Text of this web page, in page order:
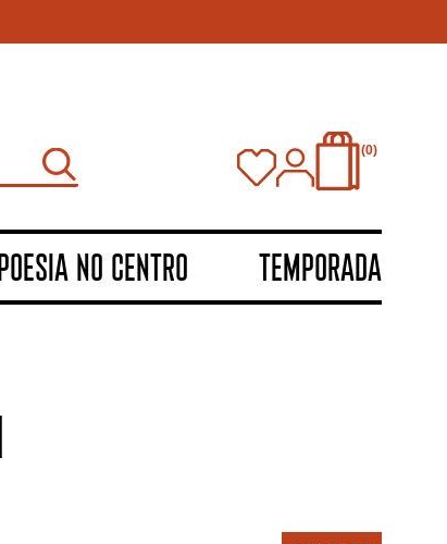
0
NO CENTRO TEMPORADA